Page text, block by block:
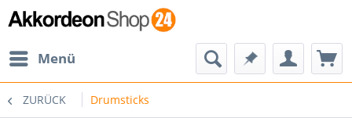
Menü
ZURÜCK Drumsticks